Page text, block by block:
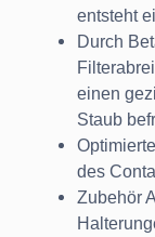
entsteht
Durch
einen
Staub
des
Zubehör